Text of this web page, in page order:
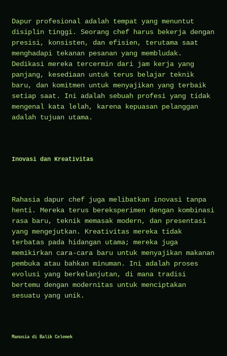
Dapur profesional adalah tempat yang menuntut
disiplin tinggi. Seorang chef harus bekerja dengan
presisi, konsisten, dan efisien, terutama saat
menghadapi tekanan pesanan yang membludak.
Dedikasi mereka tercermin dari jam kerja yang
panjang, kesediaan untuk terus belajar teknik
baru, dan komitmen untuk menyajikan yang terbaik
setiap saat. Ini adalah sebuah profesi yang tidak
mengenal kata lelah, karena kepuasan pelanggan
adalah tujuan utama.
Inovasi dan Kreativitas
Rahasia dapur chef juga melibatkan inovasi tanpa
henti. Mereka terus bereksperimen dengan kombinasi
rasa baru, teknik memasak modern, dan presentasi
yang mengejutkan. Kreativitas mereka tidak
terbatas pada hidangan utama; mereka juga
memikirkan cara-cara baru untuk menyajikan makanan
pembuka atau bahkan minuman. Ini adalah proses
evolusi yang berkelanjutan, di mana tradisi
bertemu dengan modernitas untuk menciptakan
sesuatu yang unik.
Manusia di Balik Celemek